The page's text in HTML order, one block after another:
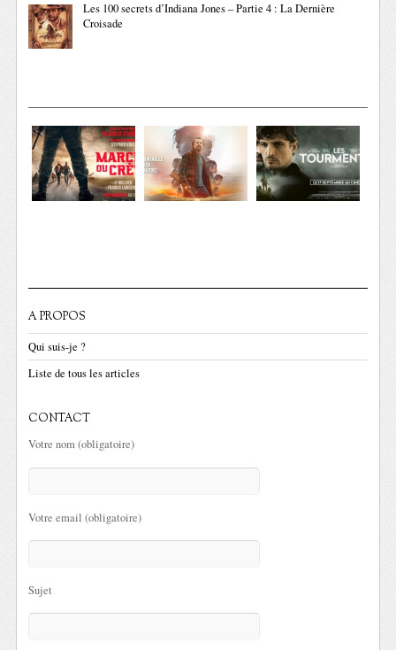
Les 100 secrets d’Indiana Jones – Partie 4 : La Dernière
Croisade
A PROPOS
Qui suis-je ?
Liste de tous les articles
CONTACT
Votre nom (obligatoire)
Votre email (obligatoire)
Sujet